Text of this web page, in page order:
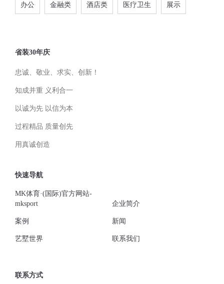
办公 金融类 酒店类 医疗卫生 展示
省装30年庆
忠诚、敬业、求实、创新！
知成并重 义利合一
以诚为先 以信为本
过程精品 质量创先
用真诚创造
快速导航
MK体育·(国际)官方网站-
mksport
企业简介
案例 新闻
艺墅世界 联系我们
联系方式